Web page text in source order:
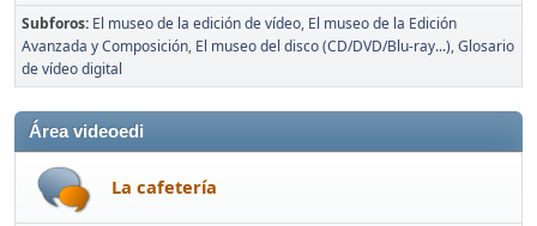
Subforos El museo de la edición de vídeo El museo de la Edición
Avanzada y Composición El museo del disco (CD/DVD/Blu-ray...) Glosario
de vídeo digital
Área videoedi
La cafetería